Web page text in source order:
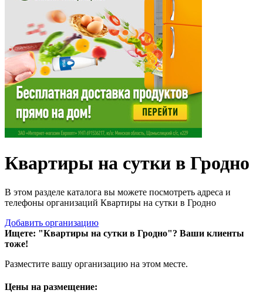
Квартиры на сутки в Гродно
В этом разделе каталога вы можете посмотреть адреса и
телефоны организаций Квартиры на сутки в Гродно
Добавить организацию
Ищете: "Квартиры на сутки в Гродно"? Ваши клиенты
тоже!
Разместите вашу организацию на этом месте.
Цены на размещение: